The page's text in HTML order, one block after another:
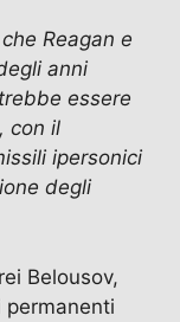
diReagan e
anni
essere
con il
ipersonici
degli
Belousov,